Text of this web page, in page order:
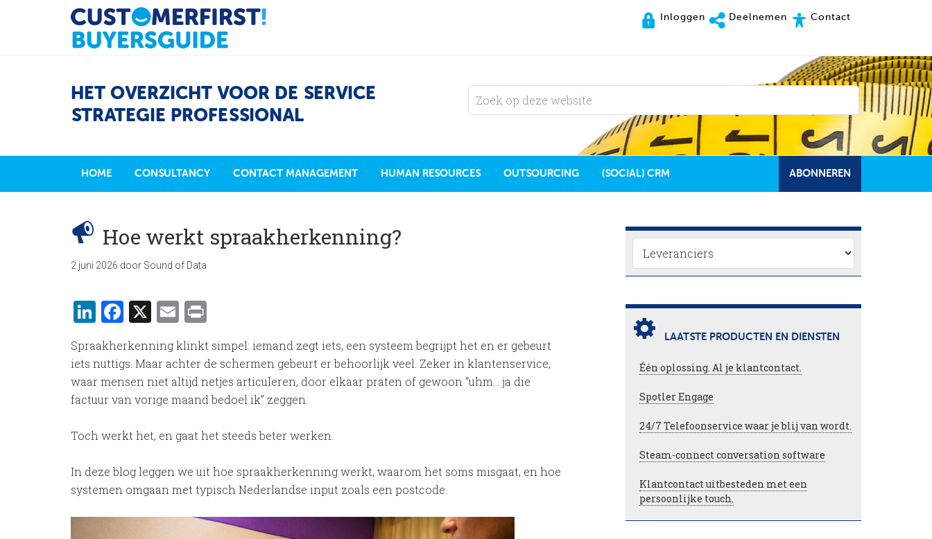
Inloggen Deelnemen Contact
HET OVERZICHT VOOR DE SERVICE
STRATEGIE PROFESSIONAL
HOME CONSULTANCY CONTACT MANAGEMENT HUMAN RESOURCES OUTSOURCING (SOCIAL) CRM ABONNEREN
Hoe werkt spraakherkenning?
2 juni 2026 door Sound of Data
LinkedIn
Facebook
X Email
Spraakherkenning klinkt simpel: iemand zegt iets, een systeem begrijpt het en er gebeurt
iets nuttigs. Maar achter de schermen gebeurt er behoorlijk veel. Zeker in klantenservice,
waar mensen niet altijd netjes articuleren, door elkaar praten of gewoon “uhm… ja die
factuur van vorige maand bedoel ik” zeggen.
Toch werkt het, en gaat het steeds beter werken.
In deze blog leggen we uit hoe spraakherkenning werkt, waarom het soms misgaat, en hoe
systemen omgaan met typisch Nederlandse input zoals een postcode.
LAATSTE PRODUCTEN EN DIENSTEN
Één oplossing. Al je klantcontact.
Spotler Engage
24/7 Telefoonservice waar je blij van wordt.
Steam-connect conversation software
Klantcontact uitbesteden met een
persoonlijke touch.